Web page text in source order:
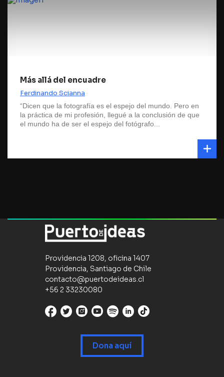
Más allá del encuadre
Ferdinando Scianna
“Dicen que la fotografía es el espejo del mundo. Pero en
la práctica de mi profesión, llegué a la conclusión de que
el mundo ha de ser el espejo del fotógrafo...
Providencia 1208, oficina 1407
Providencia, Santiago de Chile
contacto@puertodeideas.cl
+56 2 33230080
Dona aquí